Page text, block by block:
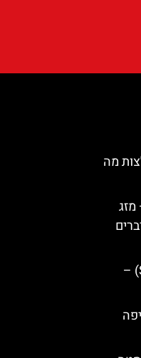
מה
סנטה סוזנה (Santa Susanna) –